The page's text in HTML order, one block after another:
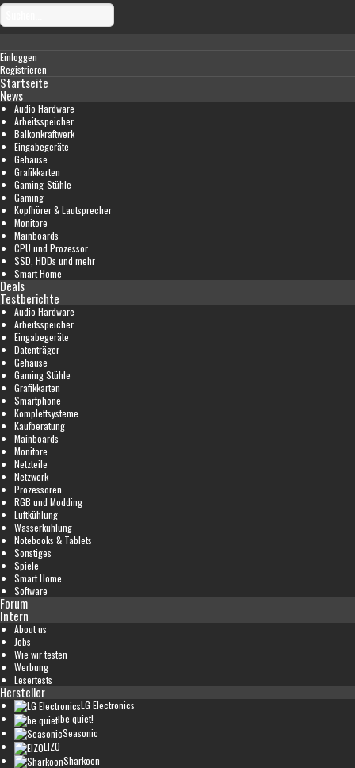
Einloggen
Registrieren
Startseite
News
Audio Hardware
Arbeitsspeicher
Balkonkraftwerk
Eingabegeräte
Gehäuse
Grafikkarten
Gaming-Stühle
Gaming
Kopfhörer & Lautsprecher
Monitore
Mainboards
CPU und Prozessor
SSD, HDDs und mehr
Smart Home
Deals
Testberichte
Audio Hardware
Arbeitsspeicher
Eingabegeräte
Datenträger
Gehäuse
Gaming Stühle
Grafikkarten
Smartphone
Komplettsysteme
Kaufberatung
Mainboards
Monitore
Netzteile
Netzwerk
Prozessoren
RGB und Modding
Luftkühlung
Wasserkühlung
Notebooks & Tablets
Sonstiges
Spiele
Smart Home
Software
Forum
Intern
About us
Jobs
Wie wir testen
Werbung
Lesertests
Hersteller
LG Electronics
be quiet!
Seasonic
EIZO
Sharkoon